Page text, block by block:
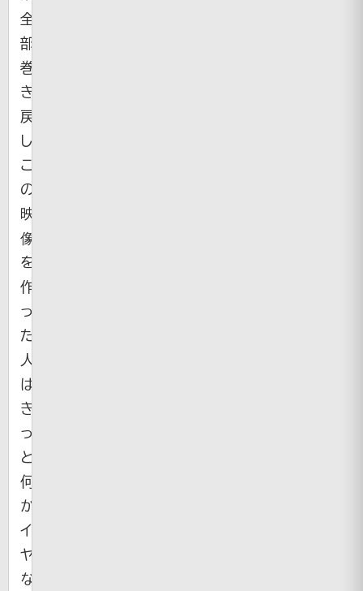
全
部
巻
き
戻
し。
こ
の
映
像
を
作
っ
た
人
は、
き
っ
と
何
か
イ
ヤ
な